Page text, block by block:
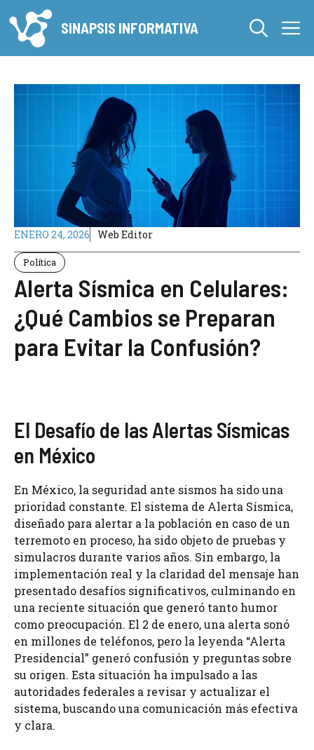
al
contenido
SINAPSIS INFORMATIVA
ENERO 24, 2026 Web Editor
Política
Alerta Sísmica en Celulares:
¿Qué Cambios se Preparan
para Evitar la Confusión?
El Desafío de las Alertas Sísmicas
en México
En México, la seguridad ante sismos ha sido una
prioridad constante. El sistema de Alerta Sísmica,
diseñado para alertar a la población en caso de un
terremoto en proceso, ha sido objeto de pruebas y
simulacros durante varios años. Sin embargo, la
implementación real y la claridad del mensaje han
presentado desafíos significativos, culminando en
una reciente situación que generó tanto humor
como preocupación. El 2 de enero, una alerta sonó
en millones de teléfonos, pero la leyenda “Alerta
Presidencial” generó confusión y preguntas sobre
su origen. Esta situación ha impulsado a las
autoridades federales a revisar y actualizar el
sistema, buscando una comunicación más efectiva
y clara.